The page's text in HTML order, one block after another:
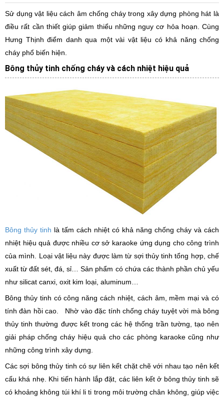
Sử dụng vật liệu cách âm chống cháy trong xây dựng phòng hát là
điều rất cần thiết giúp giảm thiểu những nguy cơ hỏa hoạn. Cùng
Hưng Thịnh điểm danh qua một vài vật liệu có khả năng chống
cháy phổ biến hiện.
Bông thủy tinh chống cháy và cách nhiệt hiệu quả
Bông thủy tinh là tấm cách nhiệt có khả năng chống cháy và cách
nhiệt hiệu quả được nhiều cơ sở karaoke ứng dụng cho công trình
của mình. Loại vật liệu này được làm từ sợi thủy tinh tổng hợp, chế
xuất từ đất sét, đá, sỉ… Sản phẩm có chứa các thành phần chủ yếu
như silicat canxi, oxit kim loại, aluminum…
Bông thủy tinh có công năng cách nhiệt, cách âm, mềm mại và có
tính đàn hồi cao. Nhờ vào đặc tính chống cháy tuyệt vời mà bông
thủy tinh thường được kết trong các hệ thống trần tường, tạo nên
giải pháp chống cháy hiệu quả cho các phòng karaoke cũng như
những công trình xây dựng.
Các sợi bông thủy tinh có sự liên kết chặt chẽ với nhau tạo nên kết
cấu khá nhẹ. Khi tiến hành lắp đặt, các liên kết ở bông thủy tinh sẽ
có khoảng không túi khí li ti trong môi trường chân không, giúp việc